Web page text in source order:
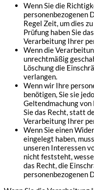
Wenn Sie die
personenbezogenen
Regel Zeit, um dies
Prüfung haben Sie
Verarbeitung Ihrer
Wenn die
unrechtmäßig
Löschung die
verlangen.
Wenn wir Ihre
benötigen, Sie sie
Geltendmachung von
Sie das Recht, statt
Verarbeitung Ihrer
Wenn Sie einen
eingelegt haben,
unseren Interessen
nicht feststeht,
das Recht, die
personenbezogenen